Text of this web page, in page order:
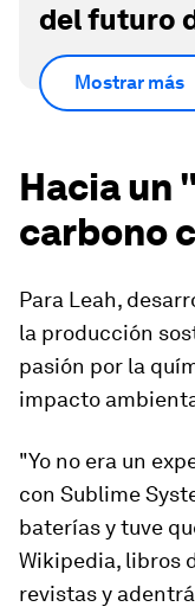
del futuro
Mostrar más
Hacia un
carbono
Para Leah,
la producción
pasión por la
impacto
"Yo no era un
con Sublime
baterías y tuve
Wikipedia, libros
revistas y